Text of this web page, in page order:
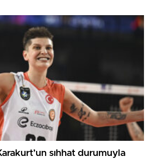
sıhhat durumuyla